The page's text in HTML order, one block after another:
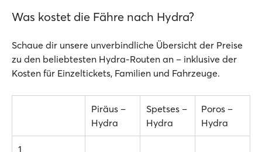
Was kostet die Fähre nach Hydra?
Schaue dir unsere unverbindliche Übersicht der Preise
zu den beliebtesten Hydra-Routen an – inklusive der
Kosten für Einzeltickets, Familien und Fahrzeuge.
Piräus –
Hydra
Spetses –
Hydra
Poros –
Hydra
1